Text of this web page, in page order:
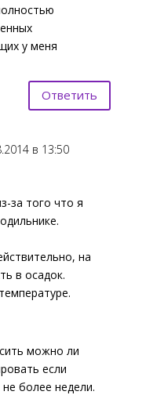
у меня
Ответить
в 13:50
за того что я
на
в осадок.
можно ли
если
более недели.